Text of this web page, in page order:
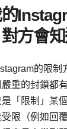
方會
的限制
重的封鎖都
「限制」某
限（例如回